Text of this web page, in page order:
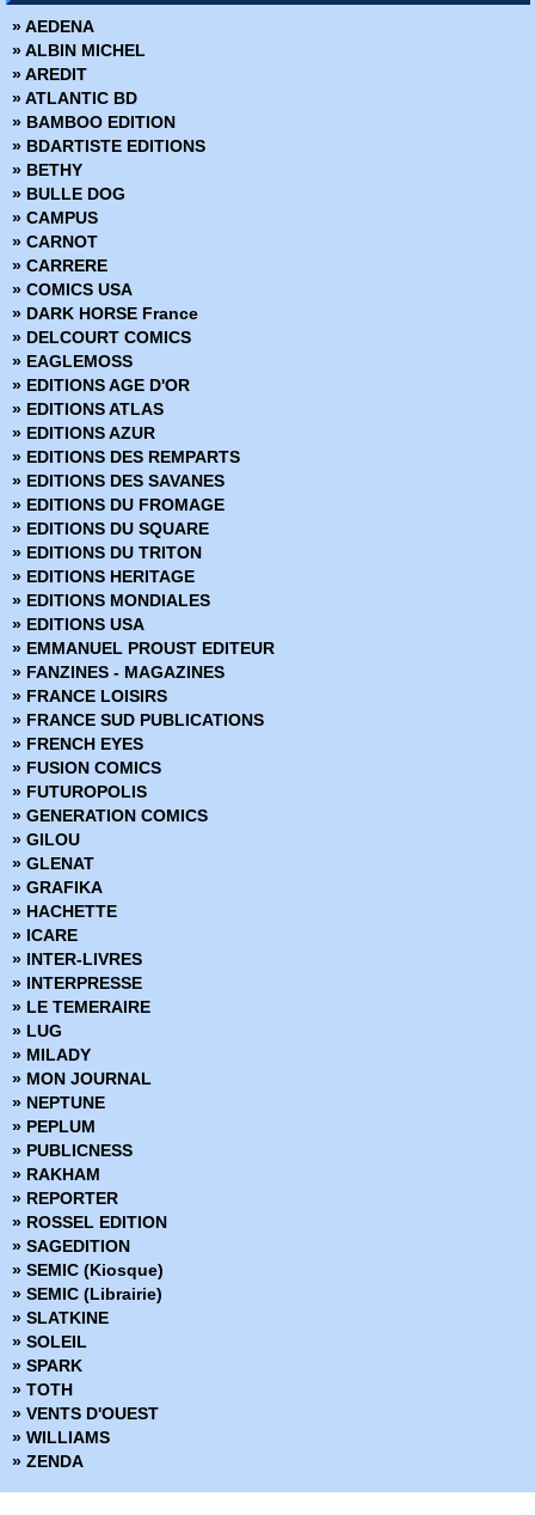
» Big Guy
» Big man plans
» Birthright
» Black Hole
» Black Kiss
» Blacking Out
» Blade Runner 2019
» Blade Runner 2029
» Blood and Thunder
» Body Bags
» Bone
» Bone Hors Série
» Bone Parish
» Bourbon Thret
» BPRD
» BPRD - L'Enfer sur terre
» BPRD - Un Mal bien connu
» BPRD Origines
» Brit
» BRZRKR
» BRZRKR - Bloodlines
» BuzzKill
» Cages
» Canary
» Captain Ginger
» Changing Ways
» Charlie Adlard - Art Book
» Château l'attente
» Chimichanga
» Choker
» Chroniques de Corum
» Chroniques de Groom Lake
» Cinder & Ashe
» ClaSSwar
» Clear
» Clone
» Clones
» Clyde fans
» Codeflesh
» Collection Outsider
» Corps de pierre
» Cosmic detective
» Créatures sacrées
» Criminal
» Damn Them All
» Damned
» Dans la nuit noire
» Dark Ride
» Darkness
» Dead Body Road
» Dead inside
» Death Sentence
» Démons
» Density
» Derniers tests avant l'apocalypse
» Des loups dans les murs
» Desperados
» Docteur Wertham
» Down
» Dracula
» Dropsie Avenue
» Duck and Cover
» Dune
» AEDENA
» ALBIN MICHEL
» AREDIT
» ATLANTIC BD
» BAMBOO EDITION
» BDARTISTE EDITIONS
» BETHY
» BULLE DOG
» CAMPUS
» CARNOT
» CARRERE
» COMICS USA
» DARK HORSE France
» DELCOURT COMICS
» EAGLEMOSS
» EDITIONS AGE D'OR
» EDITIONS ATLAS
» EDITIONS AZUR
» EDITIONS DES REMPARTS
» EDITIONS DES SAVANES
» EDITIONS DU FROMAGE
» EDITIONS DU SQUARE
» EDITIONS DU TRITON
» EDITIONS HERITAGE
» EDITIONS MONDIALES
» EDITIONS USA
» EMMANUEL PROUST EDITEUR
» FANZINES - MAGAZINES
» FRANCE LOISIRS
» FRANCE SUD PUBLICATIONS
» FRENCH EYES
» FUSION COMICS
» FUTUROPOLIS
» GENERATION COMICS
» GILOU
» GLENAT
» GRAFIKA
» HACHETTE
» ICARE
» INTER-LIVRES
» INTERPRESSE
» LE TEMERAIRE
» LUG
» MILADY
» MON JOURNAL
» NEPTUNE
» PEPLUM
» PUBLICNESS
» RAKHAM
» REPORTER
» ROSSEL EDITION
» SAGEDITION
» SEMIC (Kiosque)
» SEMIC (Librairie)
» SLATKINE
» SOLEIL
» SPARK
» TOTH
» VENTS D'OUEST
» WILLIAMS
» ZENDA